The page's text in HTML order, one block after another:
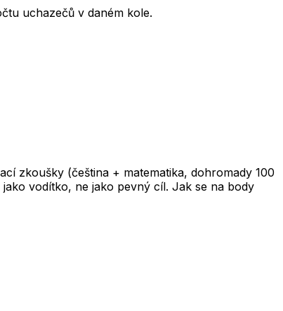
uchazečů v daném kole.
zkoušky (čeština + matematika, dohromady 100
vodítko, ne jako pevný cíl. Jak se na body